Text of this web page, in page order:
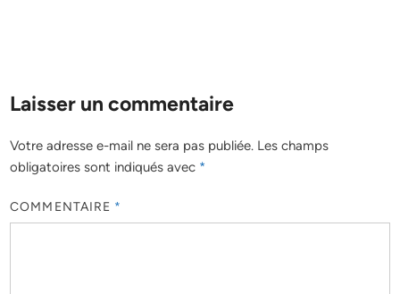
Laisser un commentaire
Votre adresse e-mail ne sera pas publiée. Les champs
obligatoires sont indiqués avec *
COMMENTAIRE *